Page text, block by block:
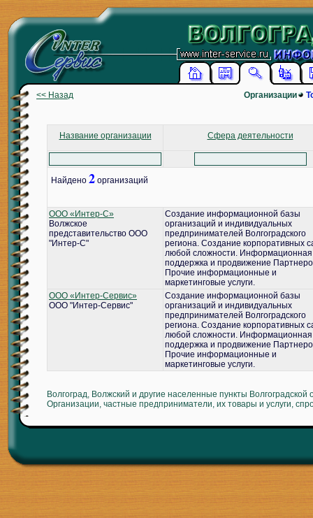
<< Назад Организации
Название организации Сфера деятельности
Найдено 2 организаций
ООО «Интер-С»
Волжское
представительство ООО
"Интер-С"
Создание информационной базы
организаций и индивидуальных
предпринимателей Волгоградского
региона. Создание корпоративных
любой сложности. Информационная
поддержка и продвижение
Прочие информационные и
маркетинговые услуги.
ООО «Интер-Сервис»
ООО "Интер-Сервис"
Создание информационной базы
организаций и индивидуальных
предпринимателей Волгоградского
региона. Создание корпоративных
любой сложности. Информационная
поддержка и продвижение
Прочие информационные и
маркетинговые услуги.
Волгоград, Волжский и другие населенные пункты Волгоградской
Организации, частные предприниматели, их товары и услуги,